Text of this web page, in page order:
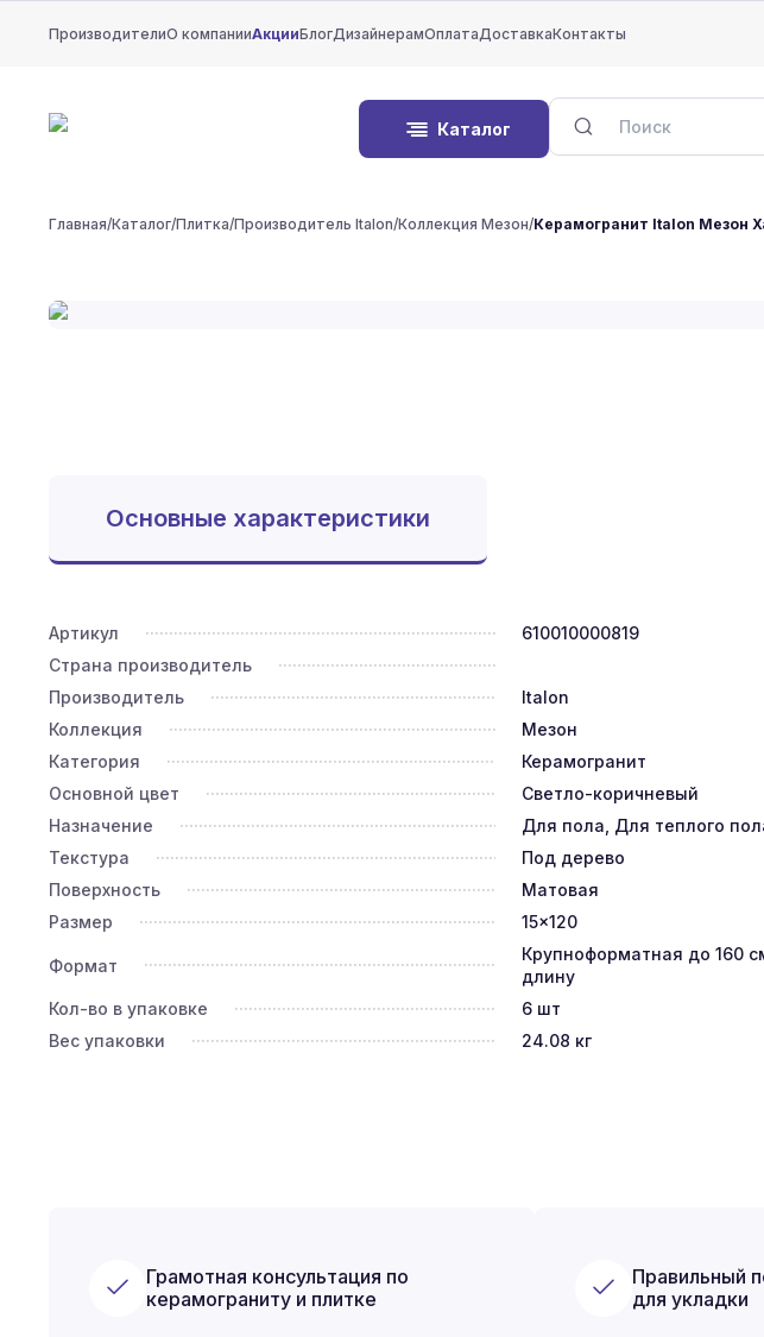
ПроизводителиО компанииАкцииБлогДизайнерамОплатаДоставкаКонтакты
Каталог
Главная/Каталог/Плитка/Производитель Italon/Коллекция Мезон/Керамогранит Italon Мезон
Основные характеристики
Артикул
610010000819
Страна производитель
Производитель
Italon
Коллекция
Мезон
Категория
Керамогранит
Основной цвет
Светло-коричневый
Назначение
Для пола, Для теплого
Текстура
Под дерево
Поверхность
Матовая
Размер
15x120
Формат
Крупноформатная до 160
длину
Кол-во в упаковке
6шт
Вес упаковки
24.08 кг
Грамотная консультация по
керамограниту и плитке
Правильный
для укладки